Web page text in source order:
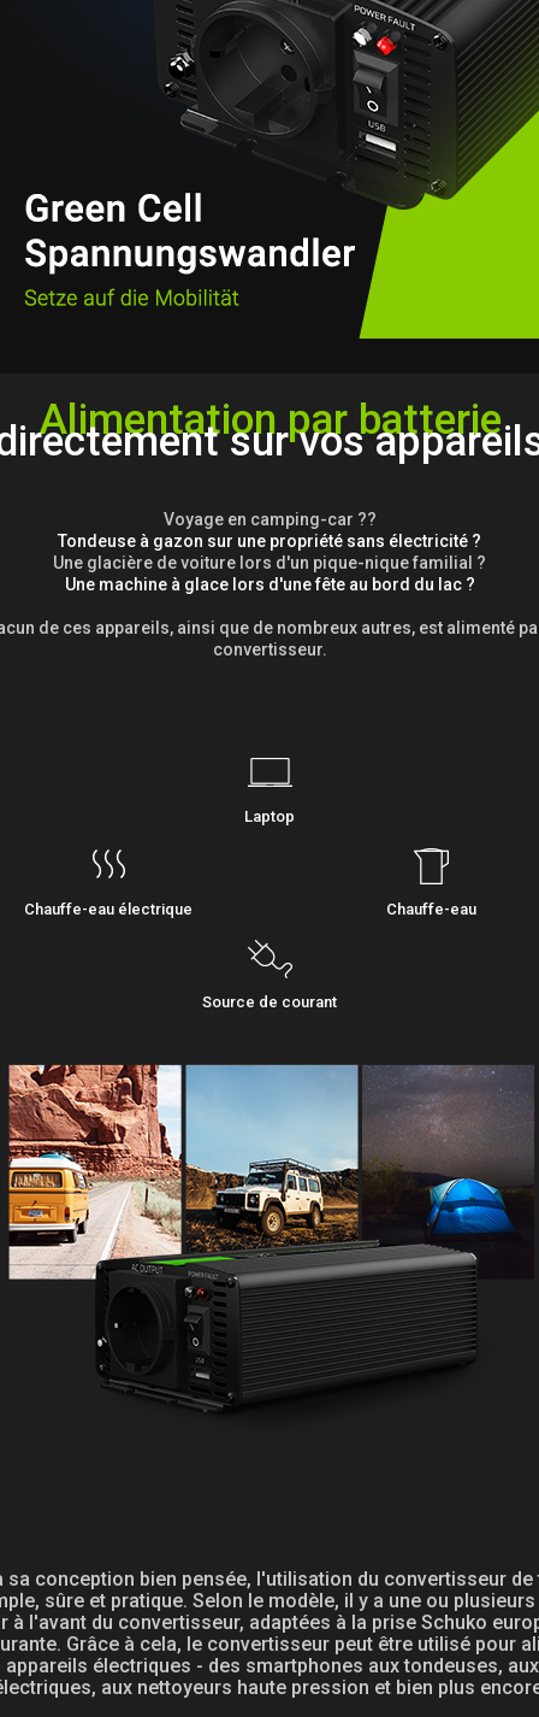
Alimentation par batterie
sur vos
Voyage en camping-car ??
Tondeuse à gazon sur une propriété sans électricité ?
Une glacière de voiture lors d'un pique-nique familial ?
Une machine à glace lors d'une fête au bord du lac ?
de ces appareils, ainsi que de nombreux autres, est alimenté
convertisseur.
Laptop
Chauffe-eau électrique Chauffe-eau
Source de courant
sa conception bien pensée, l'utilisation du convertisseur de
sûre et pratique. Selon le modèle, il y a une ou
à l'avant du convertisseur, adaptées à la prise Schuko
Grâce à cela, le convertisseur peut être utilisé pour
appareils électriques - des smartphones aux tondeuses,
aux nettoyeurs haute pression et bien plus